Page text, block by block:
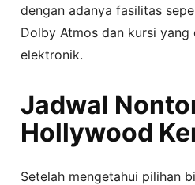
dengan adanya fasilitas
Dolby Atmos dan kursi
elektronik.
Jadwal
Hollywood
Setelah mengetahui pilihan